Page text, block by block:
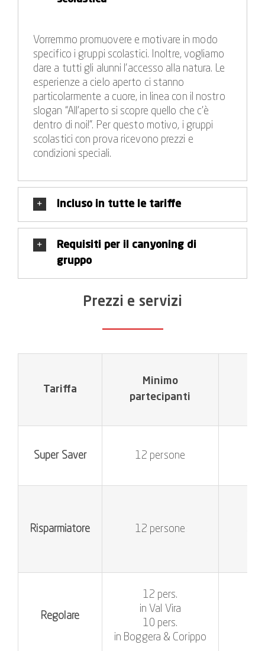
dell'avventura con pernottamento in campeggio,
barbecue serale ed escursione notturna?
Per i più grandi che vogliono festeggiare una
maturità o un altro esame finale, i locali e le location
alla moda della regione sono ovviamente già un
motivo importante per programmare una gita in
Ticino con il gruppo scolastico. Non c'è dubbio che le
vecchie amicizie si rafforzeranno e ne nasceranno di
classe che ricorderete anni dopo con gli occhi lucidi.
Vorremmo promuovere e motivare in modo
specifico i gruppi scolastici. Inoltre, vogliamo
dare a tutti gli alunni l’accesso alla natura. Le
esperienze a cielo aperto ci stanno
particolarmente a cuore, in linea con il nostro
slogan “All’aperto si scopre quello che c’è
dentro di noi!”. Per questo motivo, i gruppi
scolastici con prova ricevono prezzi e
condizioni speciali.
Incluso in tutte le tariffe
Requisiti per il canyoning di
gruppo
Prezzi e servizi
Tariffa
Minimo
partecipanti
Super Saver 12 persone
Risparmiatore 12 persone
Regolare
12 pers.
in Val Vira
10 pers.
in Boggera & Corippo